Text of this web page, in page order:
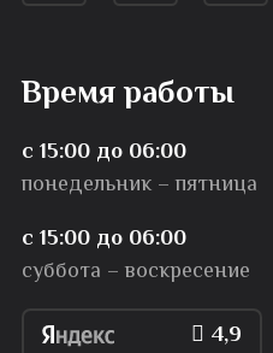
Время работы
с 15:00 до 06:00
понедельник – пятница
с 15:00 до 06:00
суббота – воскресение
4,9